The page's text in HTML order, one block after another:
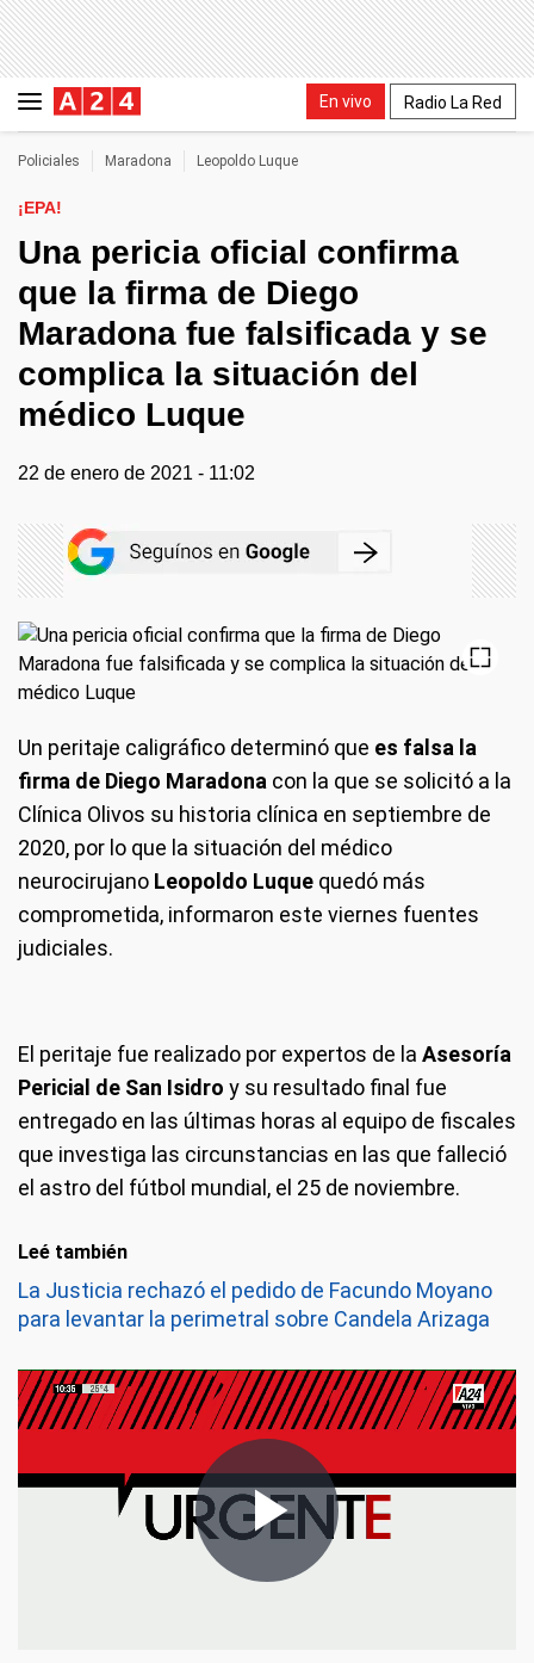
En vivo Radio La Red
Policiales Maradona Leopoldo Luque
¡EPA!
Una pericia oficial confirma
que la firma de Diego
Maradona fue falsificada y se
complica la situación del
médico Luque
22 de enero de 2021 - 11:02
Un peritaje caligráfico determinó que es falsa la
firma de Diego Maradona con la que se solicitó a la
Clínica Olivos su historia clínica en septiembre de
2020, por lo que la situación del médico
neurocirujano Leopoldo Luque quedó más
comprometida, informaron este viernes fuentes
judiciales.
El peritaje fue realizado por expertos de la Asesoría
Pericial de San Isidro y su resultado final fue
entregado en las últimas horas al equipo de fiscales
que investiga las circunstancias en las que falleció
el astro del fútbol mundial, el 25 de noviembre.
Leé también
La Justicia rechazó el pedido de Facundo Moyano
para levantar la perimetral sobre Candela Arizaga